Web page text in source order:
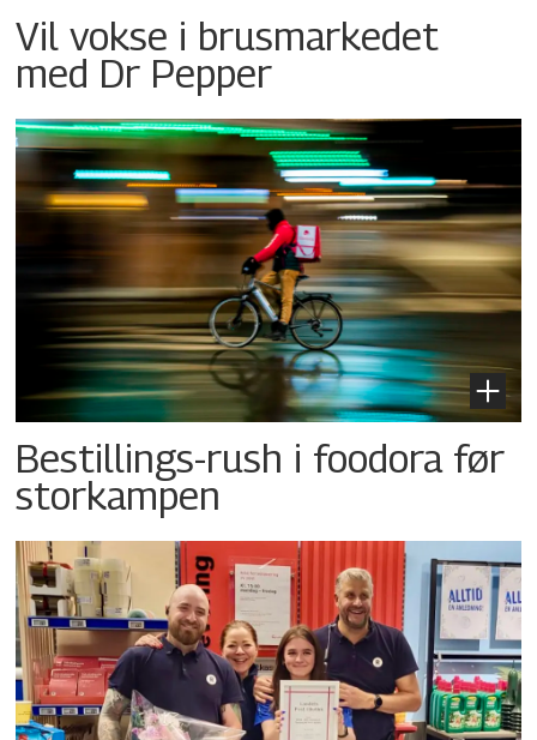
Vil vokse i brusmarkedet
med Dr Pepper
Bestillings-rush i foodora før
storkampen